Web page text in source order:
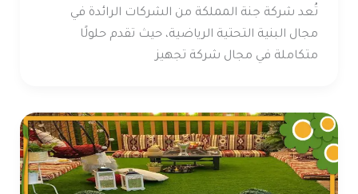
تُعد شركة جنة المملكة من الشركات الرائدة في
مجال البنية التحتية الرياضية، حيث تقدم حلولًا
متكاملة في مجال شركة تجهيز